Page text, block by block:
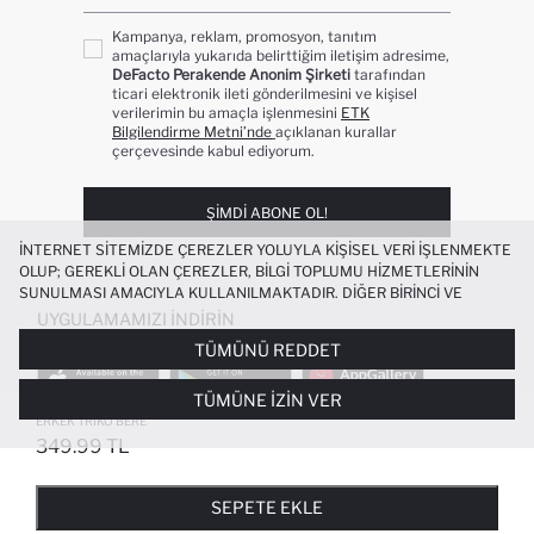
ERKEK TRIKO BERE
349.99 TL
SEPETE EKLE
Kampanya, reklam, promosyon, tanıtım
amaçlarıyla yukarıda belirttiğim iletişim adresime,
DeFacto Perakende Anonim Şirketi tarafından
ticari elektronik ileti gönderilmesini ve kişisel
verilerimin bu amaçla işlenmesini ETK
Bilgilendirme Metni’nde açıklanan kurallar
çerçevesinde kabul ediyorum.
ŞIMDI ABONE OL!
UYGULAMAMIZI İNDIRIN
POPÜLER KATEGORILER
KADIN BEYAZ TIŞÖRT
İNTERNET SITEMIZDE ÇEREZLER YOLUYLA KIŞISEL VERI IŞLENMEKTE
OLUP; GEREKLI OLAN ÇEREZLER, BILGI TOPLUMU HIZMETLERININ
SUNULMASI AMACIYLA KULLANILMAKTADIR. DIĞER BIRINCI VE
ÜÇÜNCÜ TARAF ÇEREZLER ISE SIZE DAHA IYI BIR ALIŞVERIŞ
DENEYIMI SUNULABILMESI, SITEMIZIN DAHA IŞLEVSEL KILINMASI VE
KIŞISELLEŞTIRMESI VE AÇIK RIZA VERMENIZ HALINDE, SIZLERE
YÖNELIK PAZARLAMA FAALIYETLERININ YAPILMASI AMAÇLARIYLA
SINIRLI OLARAK KULLANILACAKTIR. ÇEREZLERE DAIR TERCIHLERINIZI
ÇEREZ TERCIHLERIPANELI ARACILIĞIYLA HER ZAMAN YÖNETEBILIR,
ÇEREZLERLE ILGILI DAHA DETAYLI BILGIYE
TÜMÜNÜ REDDET
TÜMÜNE İZIN VER